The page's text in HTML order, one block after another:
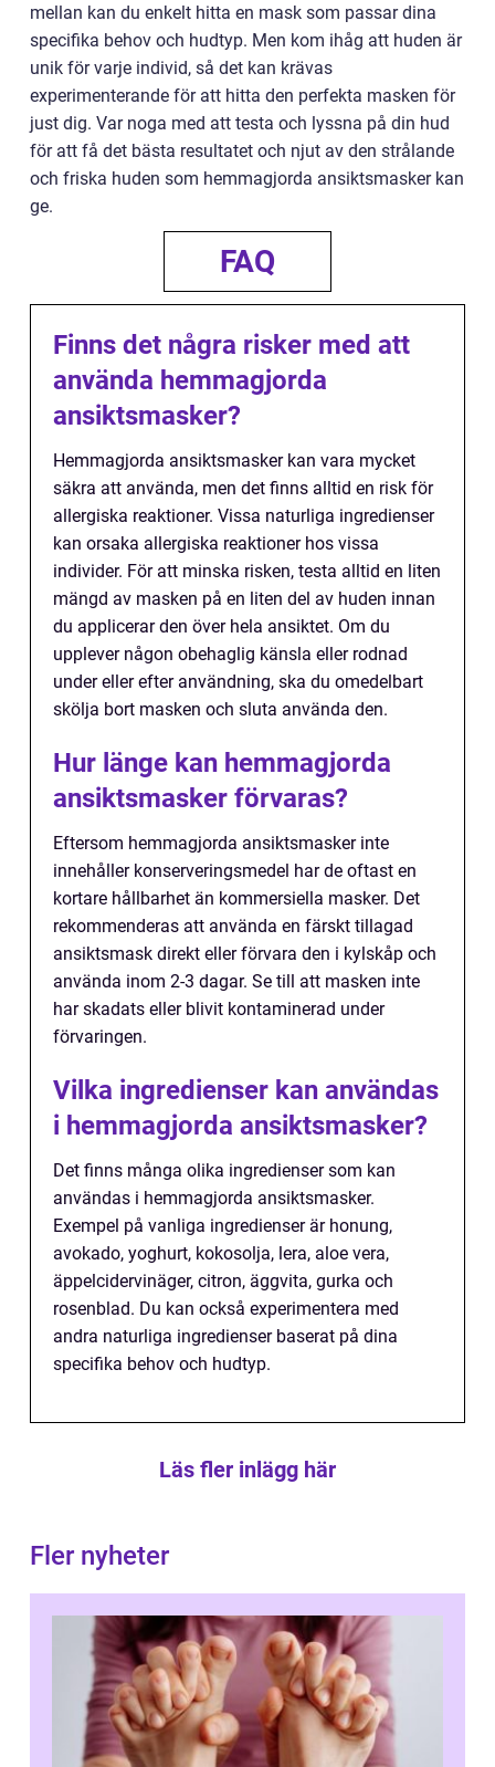
mellan kan du enkelt hitta en mask som passar dina
specifika behov och hudtyp. Men kom ihåg att huden är
unik för varje individ, så det kan krävas
experimenterande för att hitta den perfekta masken för
just dig. Var noga med att testa och lyssna på din hud
för att få det bästa resultatet och njut av den strålande
och friska huden som hemmagjorda ansiktsmasker kan
ge.
FAQ
Finns det några risker med att
använda hemmagjorda
ansiktsmasker?
Hemmagjorda ansiktsmasker kan vara mycket
säkra att använda, men det finns alltid en risk för
allergiska reaktioner. Vissa naturliga ingredienser
kan orsaka allergiska reaktioner hos vissa
individer. För att minska risken, testa alltid en liten
mängd av masken på en liten del av huden innan
du applicerar den över hela ansiktet. Om du
upplever någon obehaglig känsla eller rodnad
under eller efter användning, ska du omedelbart
skölja bort masken och sluta använda den.
Hur länge kan hemmagjorda
ansiktsmasker förvaras?
Eftersom hemmagjorda ansiktsmasker inte
innehåller konserveringsmedel har de oftast en
kortare hållbarhet än kommersiella masker. Det
rekommenderas att använda en färskt tillagad
ansiktsmask direkt eller förvara den i kylskåp och
använda inom 2-3 dagar. Se till att masken inte
har skadats eller blivit kontaminerad under
förvaringen.
Vilka ingredienser kan användas
i hemmagjorda ansiktsmasker?
Det finns många olika ingredienser som kan
användas i hemmagjorda ansiktsmasker.
Exempel på vanliga ingredienser är honung,
avokado, yoghurt, kokosolja, lera, aloe vera,
äppelcidervinäger, citron, äggvita, gurka och
rosenblad. Du kan också experimentera med
andra naturliga ingredienser baserat på dina
specifika behov och hudtyp.
Läs fler inlägg här
Fler nyheter